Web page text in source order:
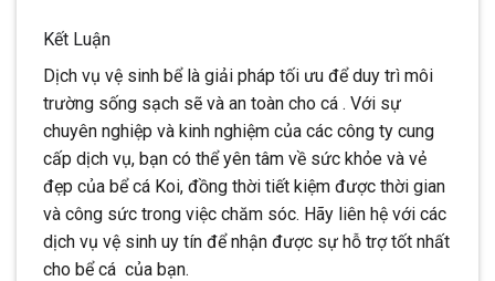
Kết Luận
Dịch vụ vệ sinh bể là giải pháp tối ưu để duy trì môi
trường sống sạch sẽ và an toàn cho cá . Với sự
chuyên nghiệp và kinh nghiệm của các công ty cung
cấp dịch vụ, bạn có thể yên tâm về sức khỏe và vẻ
đẹp của bể cá Koi, đồng thời tiết kiệm được thời gian
và công sức trong việc chăm sóc. Hãy liên hệ với các
dịch vụ vệ sinh uy tín để nhận được sự hỗ trợ tốt nhất
cho bể cá của bạn.